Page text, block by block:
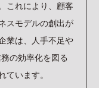
これにより、顧客
スモデルの創出が
業は、人手不足や
の効率化を図る
ています。